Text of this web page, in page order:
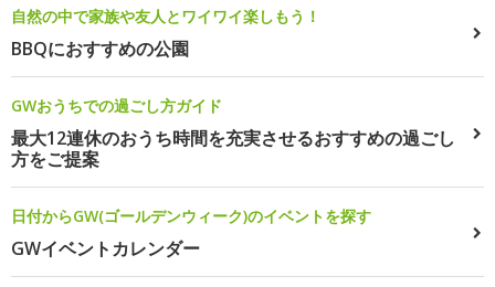
自然の中で家族や友人とワイワイ楽しもう！
BBQにおすすめの公園
GWおうちでの過ごし方ガイド
最大12連休のおうち時間を充実させるおすすめの過ごし
方をご提案
日付からGW(ゴールデンウィーク)のイベントを探す
GWイベントカレンダー